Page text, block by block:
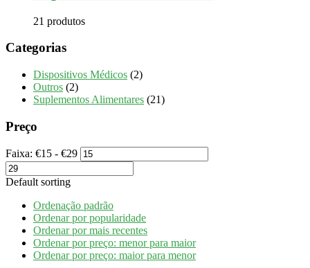
21 produtos
Categorias
Dispositivos Médicos (2)
Outros (2)
Suplementos Alimentares (21)
Preço
Faixa: €15 - €29
Default sorting
Ordenação padrão
Ordenar por popularidade
Ordenar por mais recentes
Ordenar por preço: menor para maior
Ordenar por preço: maior para menor